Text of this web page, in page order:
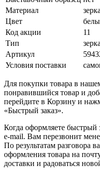
Материал
Цвет
Код акции
11
Тип
Артикул
Условия поставки
Для покупки товара в
понравившийся товар и
перейдите в Корзину и
«Быстрый заказ».
Когда оформляете
e-mail. Вам перезвонит
По результатам разговора
оформления товара на
доставки и радоваться